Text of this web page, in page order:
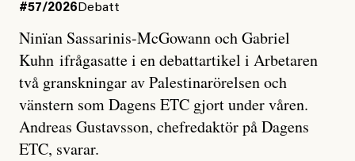
#57/2026 Debatt
Ninïan Sassarinis-McGowann och Gabriel
Kuhn ifrågasatte i en debattartikel i Arbetaren
två granskningar av Palestinarörelsen och
vänstern som Dagens ETC gjort under våren.
Andreas Gustavsson, chefredaktör på Dagens
ETC, svarar.